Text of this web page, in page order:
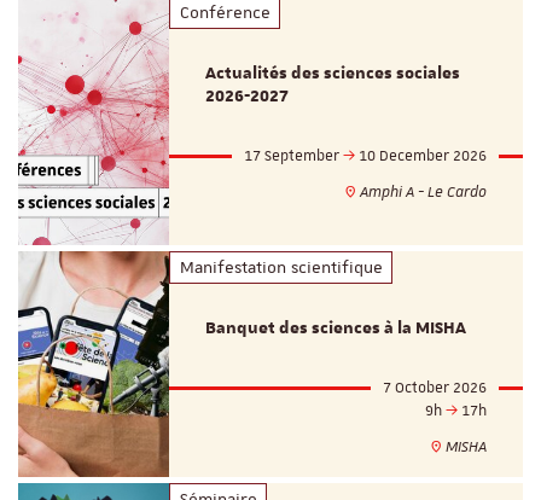
Conférence
Actualités des sciences sociales
2026-2027
17 September
10 December 2026
Amphi A - Le Cardo
Manifestation scientifique
Banquet des sciences à la MISHA
7 October 2026
9h
17h
MISHA